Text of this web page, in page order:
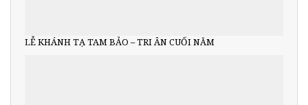
LỄ KHÁNH TẠ TAM BẢO – TRI ÂN CUỐI NĂM